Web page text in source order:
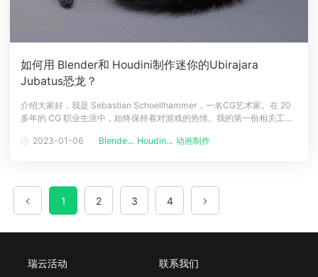
如何用 Blender和 Houdini制作迷你的Ubirajara
Jubatus恐龙？
介绍大家好，我是 Sebastian Schoellhammer，一名CG艺术家。在 20
多年的 CG 职业生涯中，始终保持着对游戏的热情。我的第一份相关工作
Lionhead Studios ，当时愿意雇用我这样的新人。后来，我在一家名叫
2023-01-06 Blende... Houdin... 动画制作
1 2 3 4
瑞云活动 联系我们